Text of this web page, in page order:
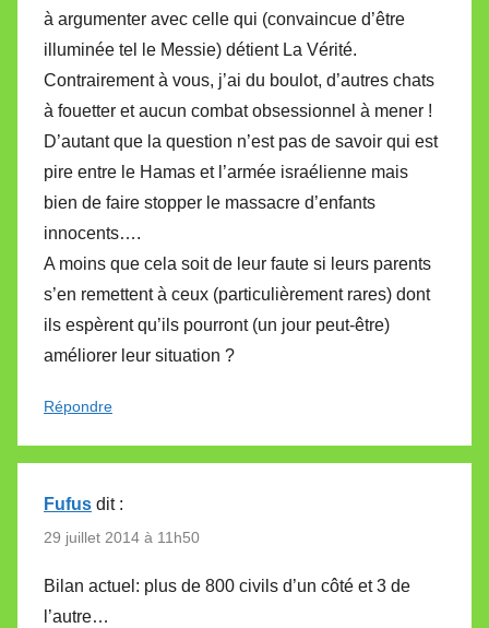
à argumenter avec celle qui (convaincue d’être
illuminée tel le Messie) détient La Vérité.
Contrairement à vous, j’ai du boulot, d’autres chats
à fouetter et aucun combat obsessionnel à mener !
D’autant que la question n’est pas de savoir qui est
pire entre le Hamas et l’armée israélienne mais
bien de faire stopper le massacre d’enfants
innocents….
A moins que cela soit de leur faute si leurs parents
s’en remettent à ceux (particulièrement rares) dont
ils espèrent qu’ils pourront (un jour peut-être)
améliorer leur situation ?
Répondre
Fufus dit :
29 juillet 2014 à 11h50
Bilan actuel: plus de 800 civils d’un côté et 3 de
l’autre…